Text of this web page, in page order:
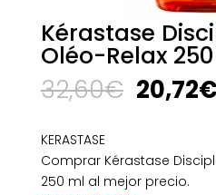
Kérastase
Oléo-Relax
32,60€ El
precio
era:
20,72€
KERASTASE
Comprar Kérastase
250 ml al mejor precio.